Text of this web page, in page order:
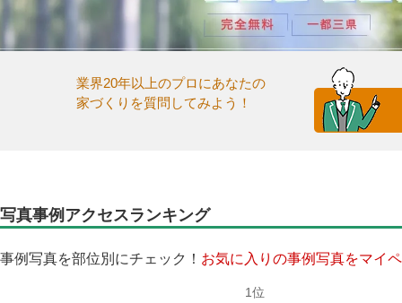
業界20年以上のプロにあなたの
家づくりを質問してみよう！
写真事例アクセスランキング
事例写真を部位別にチェック！ お気に入りの事例写真をマイ